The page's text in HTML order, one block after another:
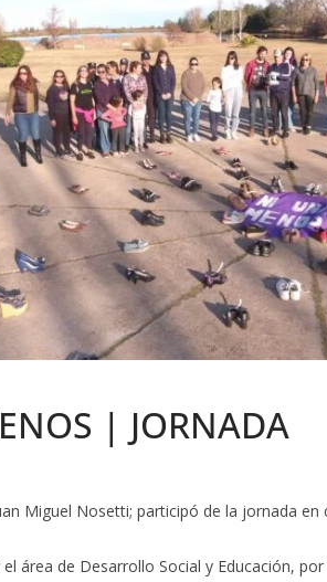
| JORNADA
Miguel Nosetti; participó de la jornada
área de Desarrollo Social y Educación,